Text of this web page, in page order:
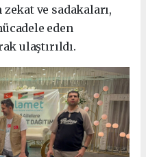
ve sadakaları,
eden
ulaştırıldı.